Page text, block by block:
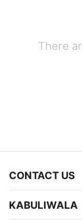
There
CONTACT US
KABULIWALA